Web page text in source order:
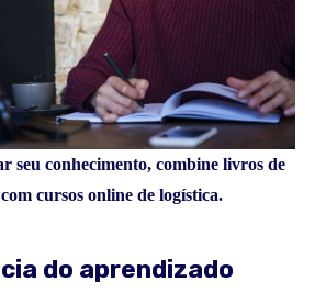
seu conhecimento, combine livros de
cursos online de logística.
do aprendizado